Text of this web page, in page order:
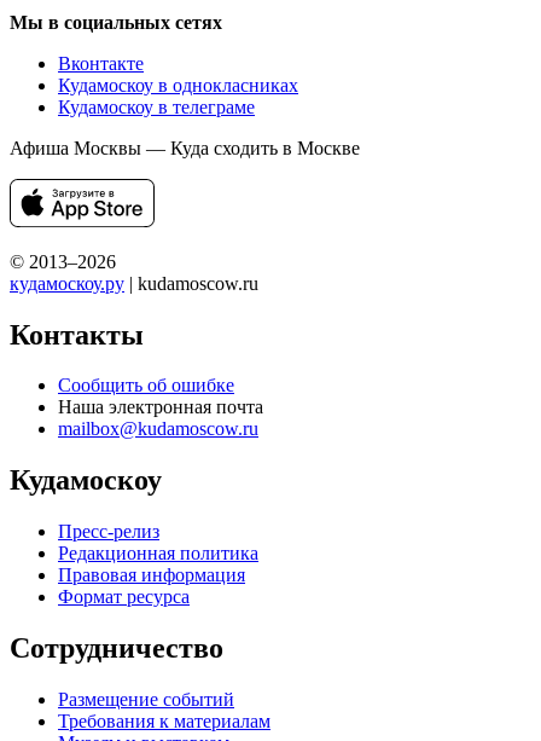
Мы в социальных сетях
Вконтакте
Кудамоскоу в однокласниках
Кудамоскоу в телеграме
Афиша Москвы — Куда сходить в Москве
© 2013–2026
кудамоскоу.ру | kudamoscow.ru
Контакты
Сообщить об ошибке
Наша электронная почта
mailbox@kudamoscow.ru
Кудамоскоу
Пресс-релиз
Редакционная политика
Правовая информация
Формат ресурса
Сотрудничество
Размещение событий
Требования к материалам